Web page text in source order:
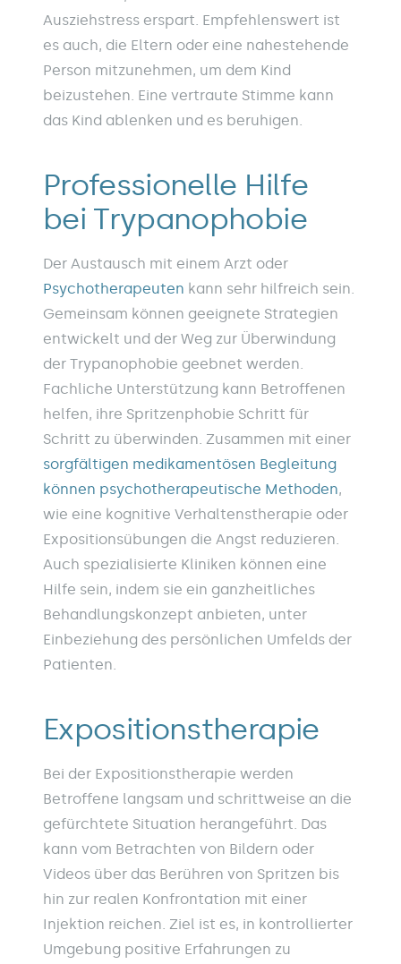
Ausziehstress erspart. Empfehlenswert ist
es auch, die Eltern oder eine nahestehende
Person mitzunehmen, um dem Kind
beizustehen. Eine vertraute Stimme kann
das Kind ablenken und es beruhigen.
Professionelle Hilfe
bei Trypanophobie
Der Austausch mit einem Arzt oder
Psychotherapeuten kann sehr hilfreich sein.
Gemeinsam können geeignete Strategien
entwickelt und der Weg zur Überwindung
der Trypanophobie geebnet werden.
Fachliche Unterstützung kann Betroffenen
helfen, ihre Spritzenphobie Schritt für
Schritt zu überwinden. Zusammen mit einer
sorgfältigen medikamentösen Begleitung
können psychotherapeutische Methoden,
wie eine kognitive Verhaltenstherapie oder
Expositionsübungen die Angst reduzieren.
Auch spezialisierte Kliniken können eine
Hilfe sein, indem sie ein ganzheitliches
Behandlungskonzept anbieten, unter
Einbeziehung des persönlichen Umfelds der
Patienten.
Expositionstherapie
Bei der Expositionstherapie werden
Betroffene langsam und schrittweise an die
gefürchtete Situation herangeführt. Das
kann vom Betrachten von Bildern oder
Videos über das Berühren von Spritzen bis
hin zur realen Konfrontation mit einer
Injektion reichen. Ziel ist es, in kontrollierter
Umgebung positive Erfahrungen zu